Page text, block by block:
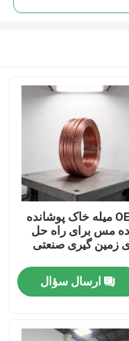
OEM میله خاک پوشانده
مس برای راه حل
زمین گیری صنعتی
ارسال سؤال